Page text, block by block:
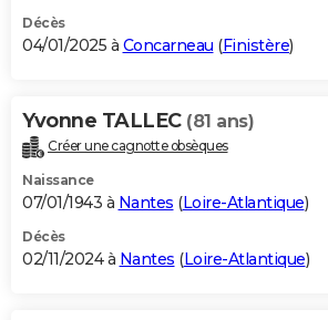
Décès
04/01/2025 à Concarneau (Finistère)
Yvonne TALLEC (81 ans)
Créer une cagnotte obsèques
Naissance
07/01/1943 à Nantes (Loire-Atlantique)
Décès
02/11/2024 à Nantes (Loire-Atlantique)